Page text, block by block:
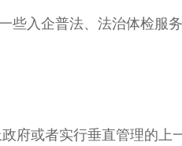
入企普法、法治体检服
府或者实行垂直管理的